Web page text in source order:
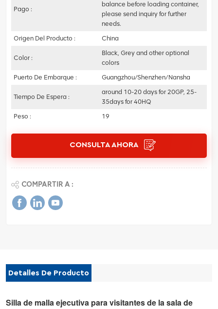
Pago :
balance before loading container,
please send inquiry for further
needs.
Origen Del Producto :
China
Color :
Black, Grey and other optional
colors
Puerto De Embarque :
Guangzhou/Shenzhen/Nansha
Tiempo De Espera :
around 10-20 days for 20GP, 25-
35days for 40HQ
Peso :
19
CONSULTA AHORA
COMPARTIR A :
Detalles De Producto
Silla de malla ejecutiva para visitantes de la sala de